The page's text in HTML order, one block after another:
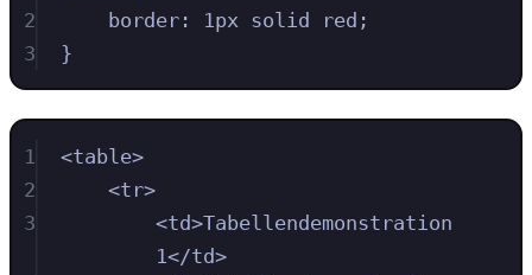
2
border : 1 px solid red ;
3
}
1 <table>
2
<tr>
3
<td>Tabellendemonstration
1</td>